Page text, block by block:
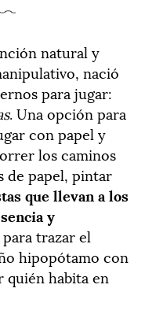
natural y
nació
para jugar:
. Una opción para
con papel y
los caminos
de papel, pintar
que llevan a los
y
trazar el
hipopótamo con
quién habita en